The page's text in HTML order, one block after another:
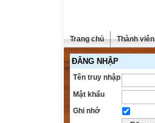
Trang chủ Thành viên
ĐĂNG NHẬP
Tên truy nhập
Mật khẩu
Ghi nhớ